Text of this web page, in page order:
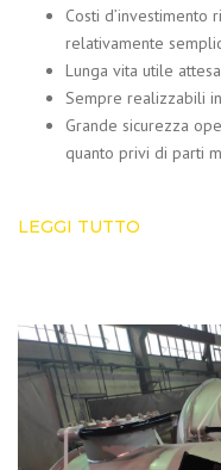
Costi
relativamente
Lunga vita utile
Sempre realizzabili
Grande sicurezza
quanto privi di parti
LEGGI TUTTO